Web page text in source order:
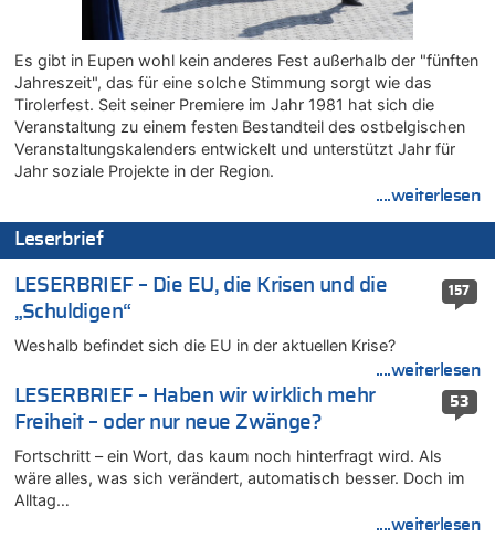
06.08.2026 - 14:11 von Dax zu
Zweite Hitzewelle in diesem Sommer ist jetzt amtlich
06.08.2026 - 14:11 von Wolfgang zu
Zurück an den Rhein: Hendrich wechselt zum 1. FC Köln
06.08.2026 - 13:59 von Chips zu
Wasserstand des Rheins in NRW so niedrig wie noch nie
06.08.2026 - 13:53 von Frage an den Hondsjong zu
06.08.2026 - 13:34 von Zeitzeuge zu
06.08.2026 - 13:27 von Hubert F. zu
Wasserstand des Rheins in NRW so niedrig wie noch nie
06.08.2026 - 13:20 von Speck für die Mâuse zu
FIFA-Spitze demonstriert Einigkeit trotz Kritik und neuer
Vorwürfe gegen Präsident Gianni Infantino
06.08.2026 - 12:41 von Hugo Egon Bernhard von Sinnen zu
Frau hörte Stimmen aus Haus des verstorbenen Nachbarn
06.08.2026 - 12:36 von Gärlinde zu
Aachen ab 11. August wieder Mekka des Pferdesports –
Es gibt in Eupen wohl kein anderes Fest außerhalb der "fünften
Jahreszeit", das für eine solche Stimmung sorgt wie das
Tirolerfest. Seit seiner Premiere im Jahr 1981 hat sich die
Veranstaltung zu einem festen Bestandteil des ostbelgischen
Veranstaltungskalenders entwickelt und unterstützt Jahr für
Jahr soziale Projekte in der Region.
....weiterlesen
Leserbrief
157
LESERBRIEF – Die EU, die Krisen und die
„Schuldigen“
Weshalb befindet sich die EU in der aktuellen Krise?
....weiterlesen
53
LESERBRIEF – Haben wir wirklich mehr
Freiheit – oder nur neue Zwänge?
Fortschritt – ein Wort, das kaum noch hinterfragt wird. Als
wäre alles, was sich verändert, automatisch besser. Doch im
Alltag…
....weiterlesen